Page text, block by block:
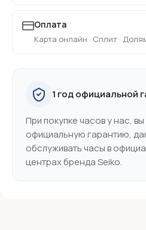
Оплата
Карта онлайн · Сплит ·
1 год официальной
При покупке часов у нас,
официальную гарантию,
обслуживать часы в
центрах бренда Seiko.